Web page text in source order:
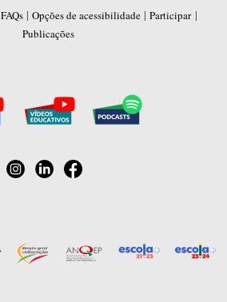
FAQs| Opções de acessibilidade| Participar|
Publicações